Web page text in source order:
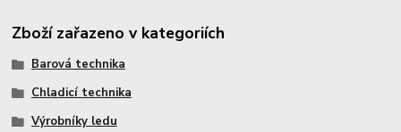
Zboží zařazeno v kategoriích
Barová technika
Chladicí technika
Výrobníky ledu